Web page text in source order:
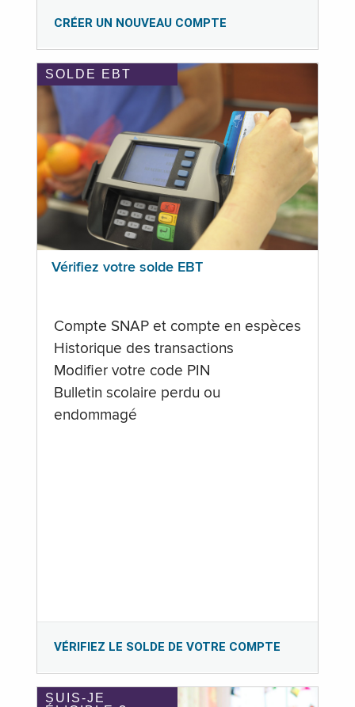
CRÉER UN NOUVEAU COMPTE
SOLDE EBT
Vérifiez votre solde EBT
Compte SNAP et compte en espèces
Historique des transactions
Modifier votre code PIN
Bulletin scolaire perdu ou
endommagé
VÉRIFIEZ LE SOLDE DE VOTRE COMPTE
SUIS-JE